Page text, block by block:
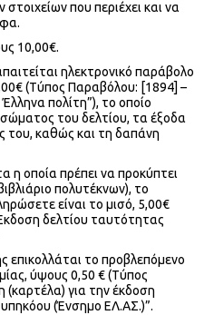
που περιέχει και να
10,00€.
ηλεκτρονικό παράβολο
(Τύπος Παραβόλου: [1894] –
πολίτη”), το οποίο
σώματος του δελτίου, τα έξοδα
του, καθώς και τη δαπάνη
η οποία πρέπει να προκύπτει
πολυτέκνων), το
είναι το μισό, 5,00€
δελτίου ταυτότητας
επικολλάται το προβλεπόμενο
ύψους 0,50 € (Τύπος
για την έκδοση
(Ένσημο ΕΛ.ΑΣ.)”.